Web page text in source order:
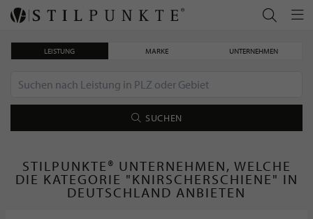
LEISTUNG MARKE UNTERNEHMEN
SUCHEN
STILPUNKTE® UNTERNEHMEN, WELCHE
DIE KATEGORIE "KNIRSCHERSCHIENE" IN
DEUTSCHLAND ANBIETEN